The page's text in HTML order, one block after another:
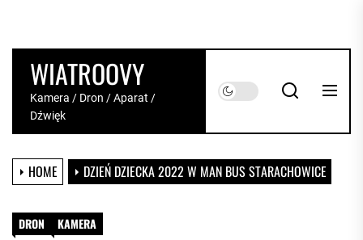
the
contentWIATROOVY
Kamera / Dron / Aparat /
Dźwięk
HOME DZIEŃ DZIECKA 2022 W MAN BUS STARACHOWICE
DRON KAMERA